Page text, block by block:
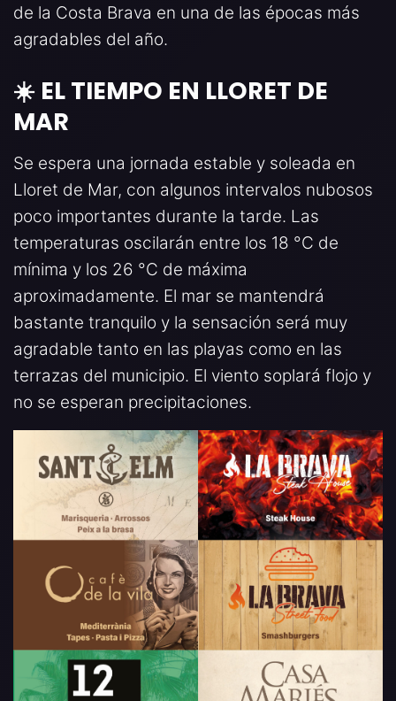
de la Costa Brava en una de las épocas más
agradables del año.
☀️ EL TIEMPO EN LLORET DE
MAR
Se espera una jornada estable y soleada en
Lloret de Mar, con algunos intervalos nubosos
poco importantes durante la tarde. Las
temperaturas oscilarán entre los 18 °C de
mínima y los 26 °C de máxima
aproximadamente. El mar se mantendrá
bastante tranquilo y la sensación será muy
agradable tanto en las playas como en las
terrazas del municipio. El viento soplará flojo y
no se esperan precipitaciones.